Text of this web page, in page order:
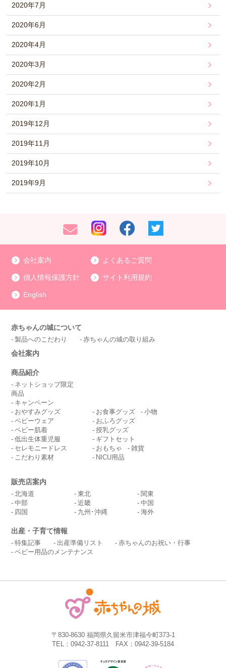
2020年7月
2020年6月
2020年4月
2020年3月
2020年2月
2020年1月
2019年12月
2019年11月
2019年10月
2019年9月
会社案内 よくあるご質問
個人情報保護方針 サイト利用規約
English
赤ちゃんの城について
製品へのこだわり 赤ちゃんの城の取り組み
会社案内
商品紹介
ネットショップ限定
商品
キャンペーン
おやすみグッズ
ベビーウェア
ベビー肌着
低出生体重児服
セレモニードレス
こだわり素材
お食事グッズ
小物
おふろグッズ
授乳グッズ
ギフトセット
おもちゃ
雑貨
NICU用品
販売店案内
北海道 東北
関東
中部
近畿
中国
四国
九州･沖縄 海外
出産・子育て情報
特集記事 出産準備リスト
赤ちゃんのお祝い・行事
ベビー用品のメンテナンス
〒830-8630 福岡県久留米市津福今町373-1
TEL：0942-37-8111 FAX：0942-39-5184